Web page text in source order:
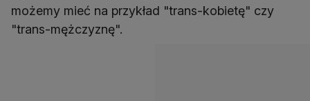
możemy mieć na przykład "trans-kobietę" czy
"trans-mężczyznę".